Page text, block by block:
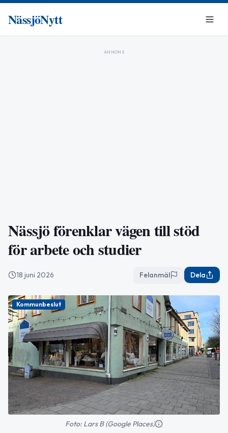
NässjöNytt
ANNONS
Nässjö förenklar vägen till stöd
för arbete och studier
18 juni 2026 Felanmäl Dela
Kommunbeslut
Foto: Lars B (Google Places)